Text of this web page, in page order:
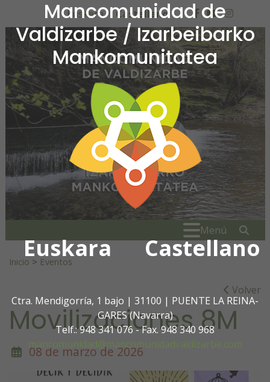
Mancomunidad de
Valdizarbe / Izarbeibarko
Mankomunitatea
Euskara Castellano
Ctra. Mendigorría, 1 bajo | 31100 | PUENTE LA REINA-
GARES (Navarra)
Telf.: 948 341 076 - Fax. 948 340 968
mancomunidad@mancomunidadvaldizarbe.com
Ir al contenido
Euskera Castellano facebook
youtube
Mancomunidad de
Menú
Inicio > Eventos
Volver
Movilizaciones 8M
08 de marzo de 2026